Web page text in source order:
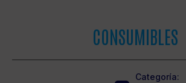
CONSUMIBLES
Categoría: